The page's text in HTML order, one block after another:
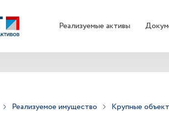
Реализуемые активы
Реализуемое имущество Крупные